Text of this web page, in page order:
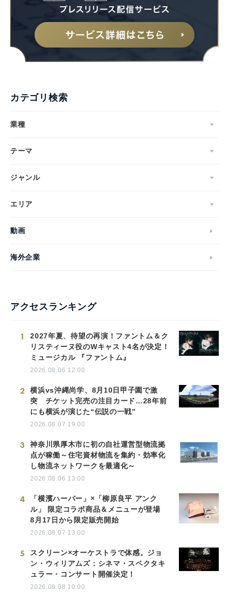
カテゴリ検索
業種
テーマ
ジャンル
エリア
動画
海外企業
アクセスランキング
1
2027年夏、待望の再演！ファントム＆ク
リスティーヌ役のWキャスト4名が決定！
ミュージカル 『ファントム』
2026.08.06 12:00
2
横浜vs沖縄尚学、8月10日甲子園で激
突 チケット完売の注目カード…28年前
にも横浜が演じた“伝説の一戦”
2026.08.07 19:00
3
神奈川県厚木市に初の自社運営型物流拠
点が稼働～住宅資材物流を集約・効率化
し物流ネットワークを最適化～
2026.08.06 13:00
4
「横濱ハーバー」×「柳原良平 アンク
ル」 限定コラボ商品＆メニューが登場
8月17日から限定販売開始
2026.08.07 13:00
5
スクリーン×オーケストラで体感。ジョ
ン・ウィリアムズ：シネマ・スペクタキ
ュラー・コンサート開催決定！
2026.08.08 10:00